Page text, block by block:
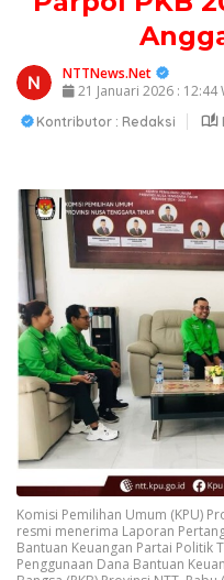
NTTNews.Net
21 Januari 2026 : 12:44
Kontributor : Redaksi
Komisi Pemilihan Umum (KPU)
resmi menerima Laporan
Bantuan Keuangan Partai Politik
Penggunaan Dana Bantuan